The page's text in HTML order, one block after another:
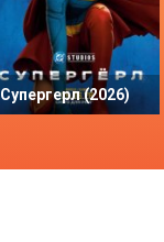
Супергерл (2026)